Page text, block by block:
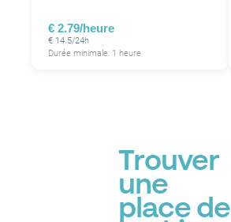
€ 2.79/heure
€ 14.5/24h
Durée minimale: 1 heure
Trouver
une
place de